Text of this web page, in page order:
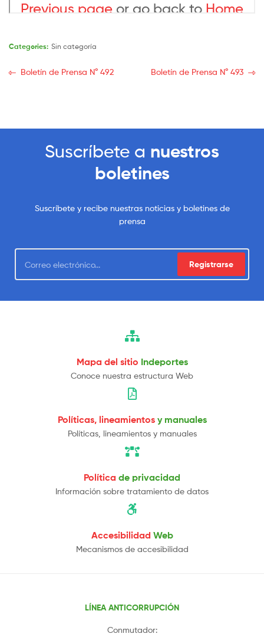
Categories: Sin categoría
Boletín de Prensa N° 492 Boletín de Prensa N° 493
Suscríbete a nuestros
boletines
Suscríbete y recibe nuestras noticias y boletines de
prensa
Registrarse
Mapa del sitio Indeportes
Conoce nuestra estructura Web
Políticas, lineamientos y manuales
Políticas, lineamientos y manuales
Política de privacidad
Información sobre tratamiento de datos
Accesibilidad Web
Mecanismos de accesibilidad
LÍNEA ANTICORRUPCIÓN
Conmutador: